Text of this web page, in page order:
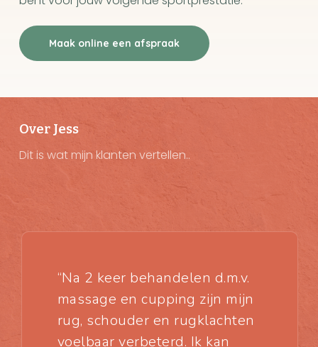
Maak online een afspraak
Over Jess
Dit is wat mijn klanten vertellen..
“Na 2 keer behandelen d.m.v.
massage en cupping zijn mijn
rug, schouder en rugklachten
voelbaar verbeterd. Ik kan